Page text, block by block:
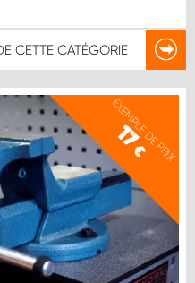
CETTE CATÉGORIE
EXEMPLE DE PRIX
17
€